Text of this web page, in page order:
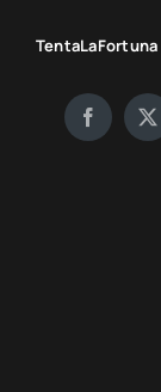
TentaLaFortuna